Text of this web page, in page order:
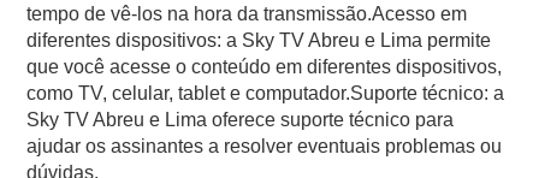
tempo de vê-los na hora da transmissão.Acesso em
diferentes dispositivos: a Sky TV Abreu e Lima permite
que você acesse o conteúdo em diferentes dispositivos,
como TV, celular, tablet e computador.Suporte técnico: a
Sky TV Abreu e Lima oferece suporte técnico para
ajudar os assinantes a resolver eventuais problemas ou
dúvidas.